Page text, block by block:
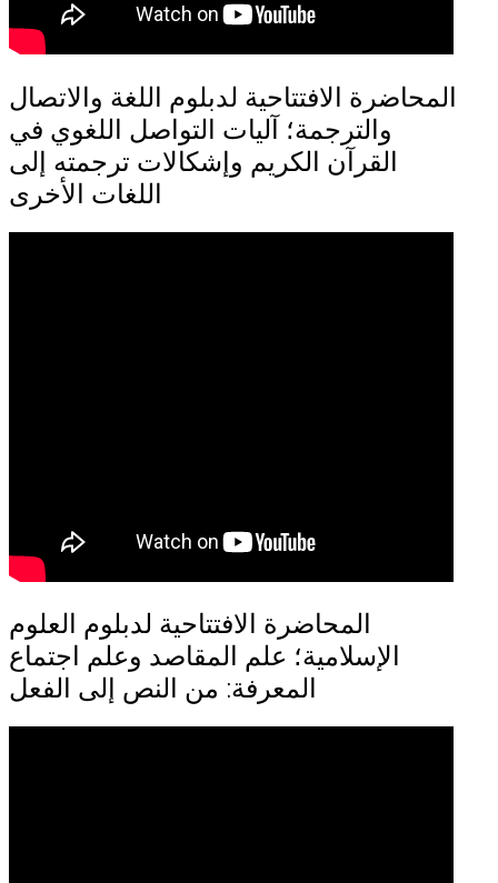
المحاضرة الافتتاحية لدبلوم اللغة والاتصال
والترجمة؛ آليات التواصل اللغوي في
القرآن الكريم وإشكالات ترجمته إلى
اللغات الأخرى
المحاضرة الافتتاحية لدبلوم العلوم
الإسلامية؛ علم المقاصد وعلم اجتماع
المعرفة: من النص إلى الفعل